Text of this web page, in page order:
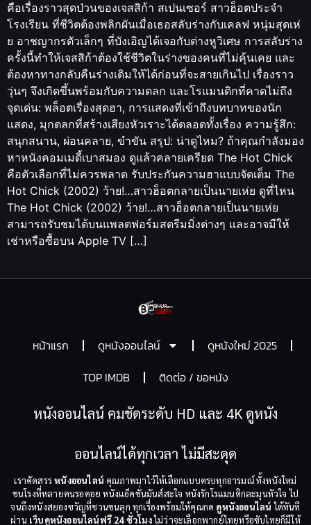
คือเรื่องราวสุดป่วนของเจสสิก้า สเปนเซอร์ สาวฮ็อตประจำ
โรงเรียน ที่ชีวิตต้องพลิกผันเมื่อเธอสลับร่างกับเคลฟ หนุ่มสุดเห่
ย อาชญากรตัวเล็กๆ ที่บังเอิญได้เจอกับต่างหูวิเศษ การสลับร่าง
ครั้งนี้ทำให้เจสสิก้าต้องใช้ชีวิตในร่างของคนที่ไม่คุ้นเคย และ
ต้องหาทางกลับคืนร่างเดิมให้ได้ก่อนที่จะสายเกินไป เรื่องราว
วุ่นๆ จึงเกิดขึ้นพร้อมกับความตลก และโรแมนติกที่คาดไม่ถึง
จุดเด่น: พล็อตเรื่องสุดฮา, การแสดงที่เข้าถึงบทบาทของนัก
แสดง, มุกตลกที่สร้างเสียงหัวเราะได้ตลอดทั้งเรื่อง ความรู้สึก:
สนุกสนาน, ผ่อนคลาย, ขำขัน สรุป: น่าดูไหม? ถ้าคุณกำลังมอง
หาหนังคอมเมดี้เบาสมอง ดูแล้วคลายเครียด The Hot Chick
คือตัวเลือกที่ไม่ควรพลาด รับประกันความฮาแบบจัดเต็ม The
Hot Chick (2002) ว้าย!…สาวฮ็อตกลายเป็นนายเห่ย ดูที่ไหน
The Hot Chick (2002) ว้าย!…สาวฮ็อตกลายเป็นนายเห่ย
สามารถรับชมได้บนแพลตฟอร์มสตรีมมิ่งต่างๆ และอาจมีให้
เช่าหรือซื้อบน Apple TV […]
หน้าแรก ดูหนังออนไลน์
ดูหนังใหม่ 2025
TOP IMDB
ติดต่อ / ขอหนัง
หนังออนไลน์ คมชัดระดับ HD และ 4K ดูหนัง
ออนไลน์ได้ทุกเวลา ไม่มีสะดุด
เราคัดสรรหนังออนไลน์ คุณภาพมาไว้ให้เลือกแบบครบทุกอารมณ์ ทั้งหนังใหม่
ชนโรงที่หลายคนรอคอย หนังแอ็คชั่นมันส์สะใจ หนังรักโรแมนติกละมุนหัวใจ ไป
จนถึงหนังสยองขวัญที่ชวนขนลุก ทุกเรื่องพร้อมให้คุณกด ดูหนังออนไลน์ ได้ทันที
ผ่าน เว็บดูหนังออนไลน์ฟรี 24 ชั่วโมงไม่ว่าจะเลือกพากย์ไทยหรือซับไทยก็มีให้